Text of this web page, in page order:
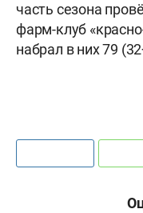
часть сезона
фарм-клуб
набрал в них 79